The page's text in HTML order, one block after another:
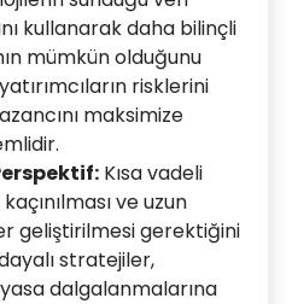
kullanarak daha bilinçli
mümkün olduğunu
risklerini
maksimize
Kısa vadeli
ve uzun
geliştirilmesi gerektiğini
stratejiler,
dalgalanmalarına